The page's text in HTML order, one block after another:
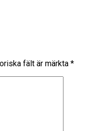
fält är märkta *